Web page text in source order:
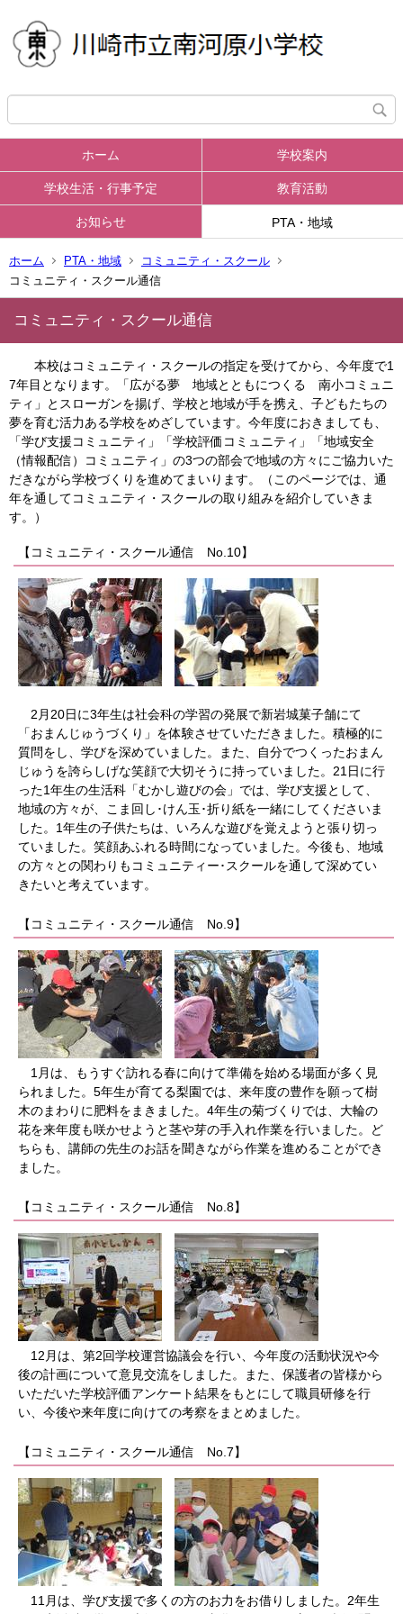
ホーム 学校案内
学校生活・行事予定 教育活動
お知らせ PTA・地域
ホーム PTA・地域
コミュニティ・スクール
コミュニティ・スクール通信
コミュニティ・スクール通信
本校はコミュニティ・スクールの指定を受けてから、今年度で1
7年目となります。「広がる夢 地域とともにつくる 南小コミュニ
ティ」とスローガンを揚げ、学校と地域が手を携え、子どもたちの
夢を育む活力ある学校をめざしています。今年度におきましても、
「学び支援コミュニティ」「学校評価コミュニティ」「地域安全
（情報配信）コミュニティ」の3つの部会で地域の方々にご協力いた
だきながら学校づくりを進めてまいります。（このページでは、通
年を通してコミュニティ・スクールの取り組みを紹介していきま
す。）
【コミュニティ・スクール通信 No.10】
2月20日に3年生は社会科の学習の発展で新岩城菓子舗にて
「おまんじゅうづくり」を体験させていただきました。積極的に
質問をし、学びを深めていました。また、自分でつくったおまん
じゅうを誇らしげな笑顔で大切そうに持っていました。21日に行
った1年生の生活科「むかし遊びの会」では、学び支援として、
地域の方々が、こま回し･けん玉･折り紙を一緒にしてくださいま
した。1年生の子供たちは、いろんな遊びを覚えようと張り切っ
ていました。笑顔あふれる時間になっていました。今後も、地域
の方々との関わりもコミュニティー･スクールを通して深めてい
きたいと考えています。
【コミュニティ・スクール通信 No.9】
1月は、もうすぐ訪れる春に向けて準備を始める場面が多く見
られました。5年生が育てる梨園では、来年度の豊作を願って樹
木のまわりに肥料をまきました。4年生の菊づくりでは、大輪の
花を来年度も咲かせようと茎や芽の手入れ作業を行いました。ど
ちらも、講師の先生のお話を聞きながら作業を進めることができ
ました。
【コミュニティ・スクール通信 No.8】
12月は、第2回学校運営協議会を行い、今年度の活動状況や今
後の計画について意見交流をしました。また、保護者の皆様から
いただいた学校評価アンケート結果をもとにして職員研修を行
い、今後や来年度に向けての考察をまとめました。
【コミュニティ・スクール通信 No.7】
11月は、学び支援で多くの方のお力をお借りしました。2年生